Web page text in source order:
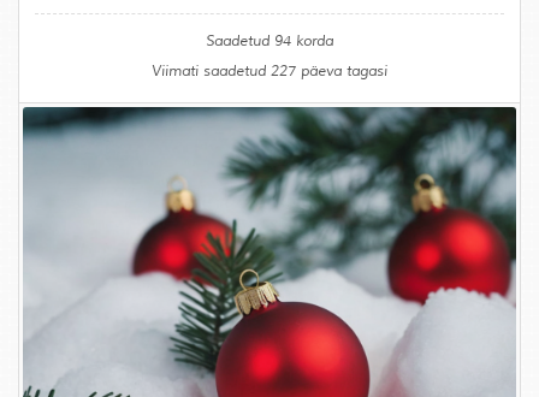
Saadetud 94 korda
Viimati saadetud 227 päeva tagasi